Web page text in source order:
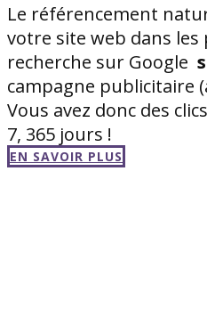
Le référencement
votre site web dans
recherche sur Google
campagne publicitaire
Vous avez donc des
7, 365 jours !
EN SAVOIR PLUS